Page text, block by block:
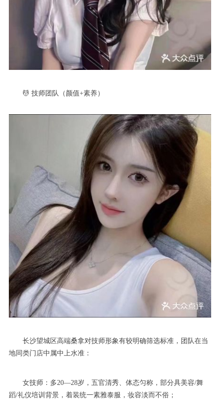
💆 技师团队（颜值+素养）
长沙望城区高端桑拿对技师形象有较明确筛选标准，团队在当
地同类门店中属中上水准：
女技师：多20—28岁，五官清秀、体态匀称，部分具美容/舞
蹈/礼仪培训背景，着装统一素雅泰服，妆容淡而不俗；